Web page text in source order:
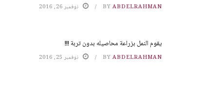
BY ABDELRAHMAN نوفمبر 26, 2016
يقوم النمل بزراعة محاصيله بدون تربة !!!
BY ABDELRAHMAN نوفمبر 25, 2016